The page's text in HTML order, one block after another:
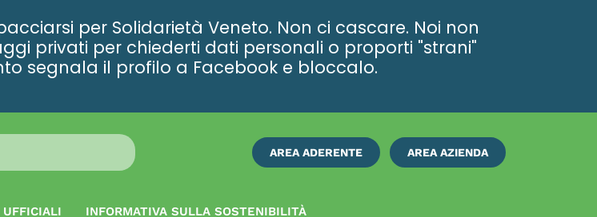
per Solidarietà Veneto. Non ci cascare. Noi non
privati per chiederti dati personali o proporti "strani"
segnala il profilo a Facebook e bloccalo.
AREA ADERENTE AREA AZIENDA
INFORMATIVA SULLA SOSTENIBILITÀ
ISCRIVITI